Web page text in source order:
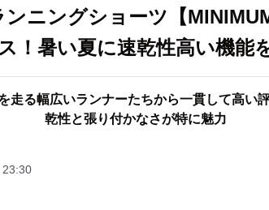
ニングショーツ【
！暑い夏に速乾性高い機能
走る幅広いランナーたちから一貫して高い
乾性と張り付かなさが特に魅力
23:30